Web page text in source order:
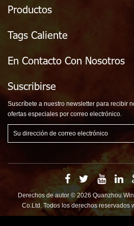
Productos
Tags Caliente
En Contacto Con Nosotros
Suscribirse
Suscríbete a nuestro newsletter para recibir
ofertas especiales por correo electrónico.
Derechos de autor © 2026 Quanzhou
Co.Ltd. Todos los derechos reservados